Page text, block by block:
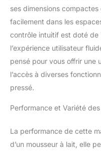
ses dimensions
facilement dans les
contrôle intuitif est doté
l’expérience utilisateur
pensé pour vous offrir une
l’accès à diverses
pressé.
Performance et Variété
La performance de cette
d’un mousseur à lait, elle